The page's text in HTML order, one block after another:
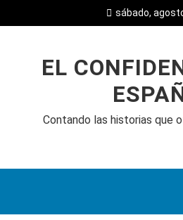
sábado,
EL
Contando las historias que